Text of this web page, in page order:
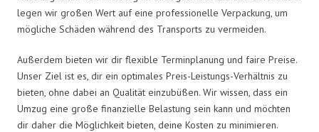
legen wir großen Wert auf eine professionelle Verpackung, um
mögliche Schäden während des Transports zu vermeiden.
Außerdem bieten wir dir flexible Terminplanung und faire Preise.
Unser Ziel ist es, dir ein optimales Preis-Leistungs-Verhältnis zu
bieten, ohne dabei an Qualität einzubüßen. Wir wissen, dass ein
Umzug eine große finanzielle Belastung sein kann und möchten
dir daher die Möglichkeit bieten, deine Kosten zu minimieren.